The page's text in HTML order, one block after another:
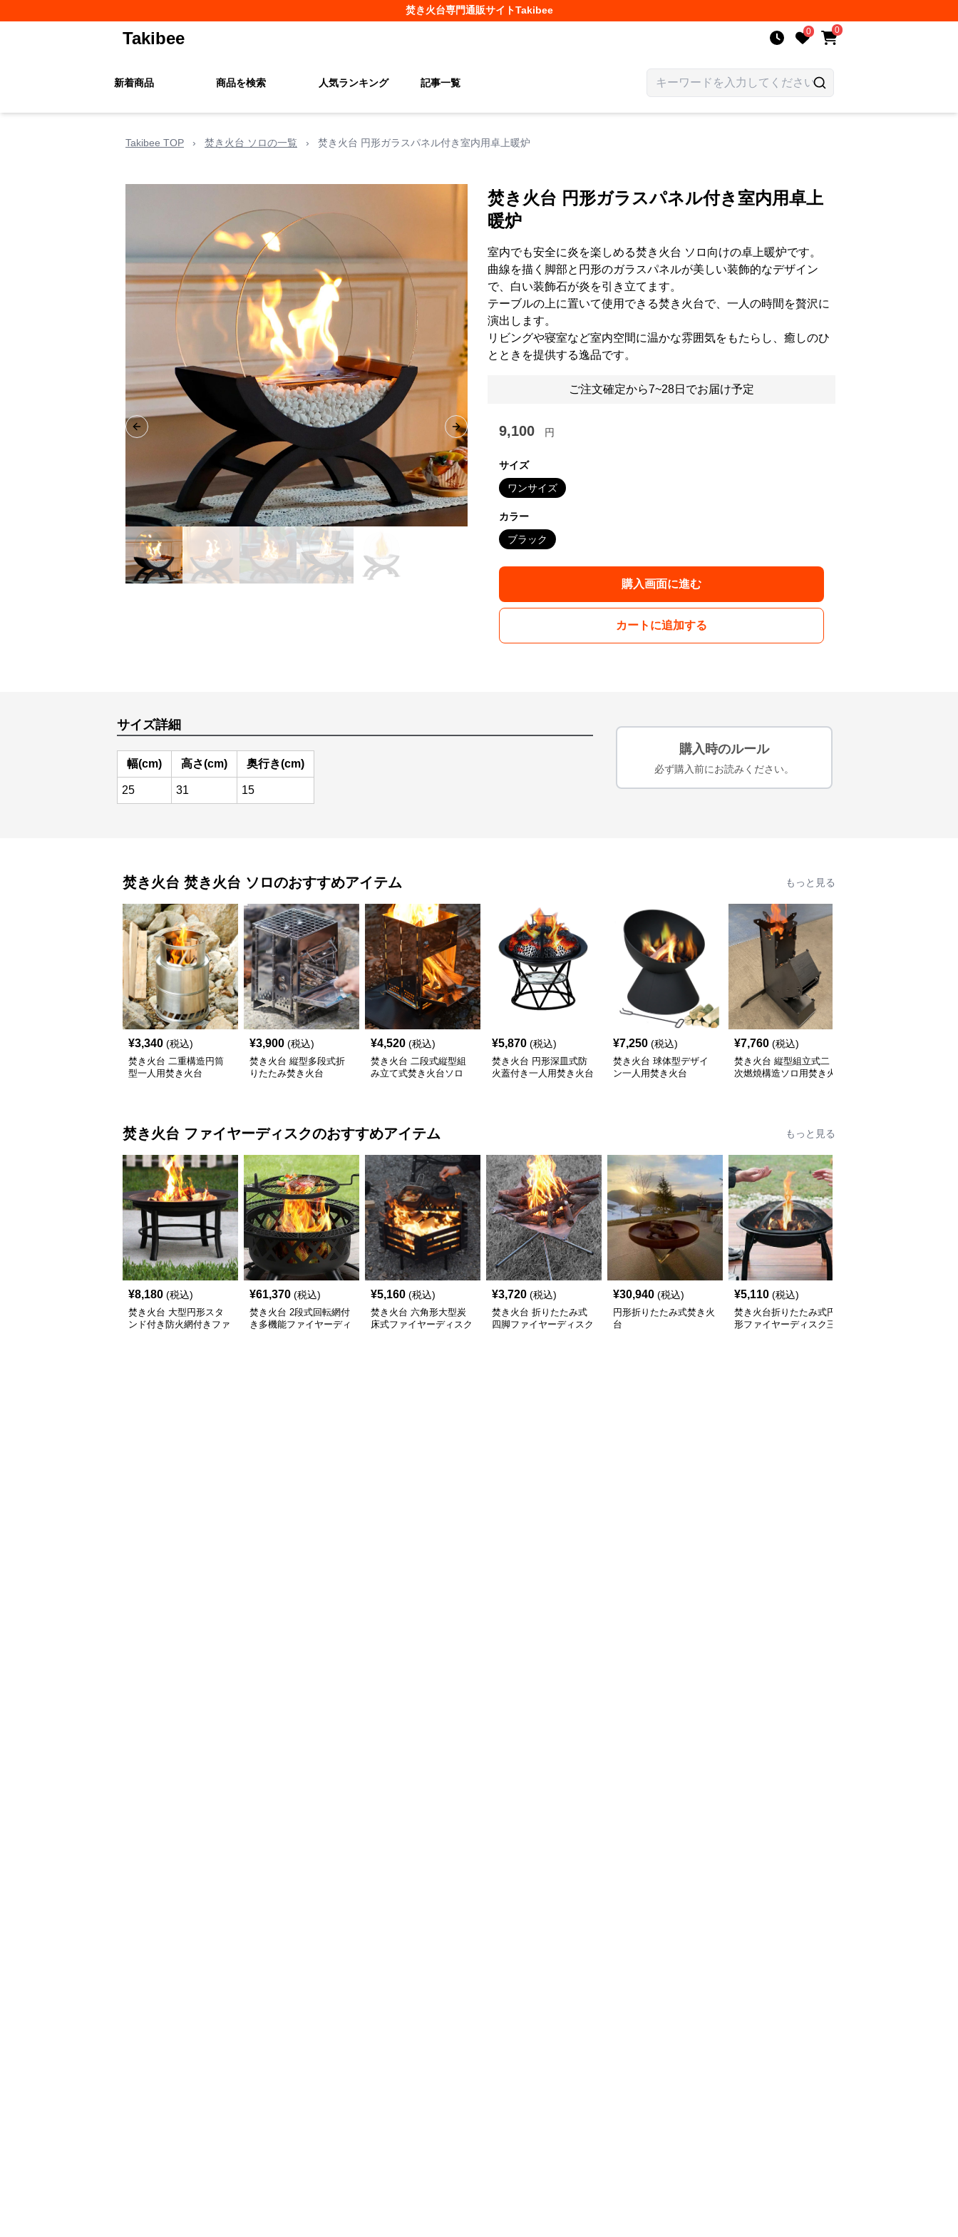
焚き火台専門通販サイトTakibee
Takibee 0 0
新着商品 商品を検索 人気ランキング 記事一覧
Takibee TOP › 焚き火台 ソロの一覧 › 焚き火台 円形ガラスパネル付き室内用卓上暖炉
Previous slide Next slide
焚き火台 円形ガラスパネル付き室内用卓上
暖炉
室内でも安全に炎を楽しめる焚き火台 ソロ向けの卓上暖炉です。
曲線を描く脚部と円形のガラスパネルが美しい装飾的なデザイン
で、白い装飾石が炎を引き立てます。
テーブルの上に置いて使用できる焚き火台で、一人の時間を贅沢に
演出します。
リビングや寝室など室内空間に温かな雰囲気をもたらし、癒しのひ
とときを提供する逸品です。
ご注文確定から7~28日でお届け予定
9,100 円
サイズ
ワンサイズ
カラー
ブラック
購入画面に進む
カートに追加する
サイズ詳細
幅(cm) 高さ(cm) 奥行き(cm)
25 31 15
購入時のルール
必ず購入前にお読みください。
焚き火台 焚き火台 ソロのおすすめアイテム もっと見る
¥3,340 (税込)
焚き火台 二重構造円筒
型一人用焚き火台
¥3,900 (税込)
焚き火台 縦型多段式折
りたたみ焚き火台
¥4,520 (税込)
焚き火台 二段式縦型組
み立て式焚き火台ソロ
¥5,870 (税込)
焚き火台 円形深皿式防
火蓋付き一人用焚き火台
¥7,250 (税込)
焚き火台 球体型デザイ
ン一人用焚き火台
¥7,760 (税込)
焚き火台 縦型組立式二
次燃焼構造ソロ用焚き火
焚き火台 ファイヤーディスクのおすすめアイテム もっと見る
¥8,180 (税込)
焚き火台 大型円形スタ
ンド付き防火網付きファ
¥61,370 (税込)
焚き火台 2段式回転網付
き多機能ファイヤーディ
¥5,160 (税込)
焚き火台 六角形大型炭
床式ファイヤーディスク
¥3,720 (税込)
焚き火台 折りたたみ式
四脚ファイヤーディスク
¥30,940 (税込)
円形折りたたみ式焚き火
台
¥5,110 (税込)
焚き火台折りたたみ式円
形ファイヤーディスク三